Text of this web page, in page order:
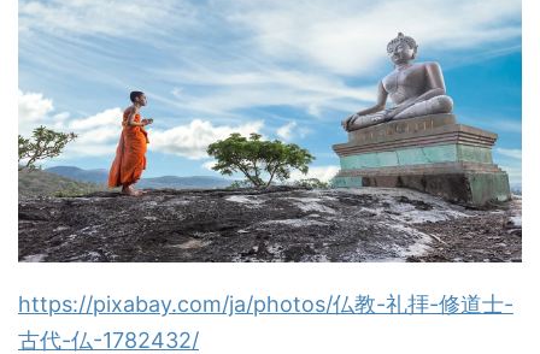
https://pixabay.com/ja/photos/仏教-礼拝-修道士-
古代-仏-1782432/